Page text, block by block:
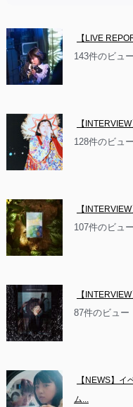
【LIVE
143件のビュー
【
128件のビュー
【
107件のビュー
【
87件のビュー
【NEWS】
ム...